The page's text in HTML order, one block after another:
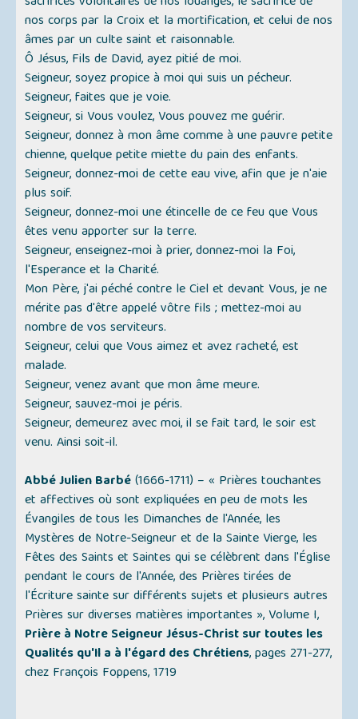
nos corps par la Croix et la mortification, et celui de nos
âmes par un culte saint et raisonnable.
Ô Jésus, Fils de David, ayez pitié de moi.
Seigneur, soyez propice à moi qui suis un pécheur.
Seigneur, faites que je voie.
Seigneur, si Vous voulez, Vous pouvez me guérir.
Seigneur, donnez à mon âme comme à une pauvre petite
chienne, quelque petite miette du pain des enfants.
Seigneur, donnez-moi de cette eau vive, afin que je n'aie
plus soif.
Seigneur, donnez-moi une étincelle de ce feu que Vous
êtes venu apporter sur la terre.
Seigneur, enseignez-moi à prier, donnez-moi la Foi,
l'Esperance et la Charité.
Mon Père, j'ai péché contre le Ciel et devant Vous, je ne
mérite pas d'être appelé vôtre fils ; mettez-moi au
nombre de vos serviteurs.
Seigneur, celui que Vous aimez et avez racheté, est
malade.
Seigneur, venez avant que mon âme meure.
Seigneur, sauvez-moi je péris.
Seigneur, demeurez avec moi, il se fait tard, le soir est
venu. Ainsi soit-il.
Abbé Julien Barbé(1666-1711) –« Prières touchantes
et affectives où sont expliquées en peu de mots les
Évangiles de tous les Dimanches de l'Année, les
Mystères de Notre-Seigneur et de la Sainte Vierge, les
Fêtes des Saints et Saintes qui se célèbrent dans l'Église
pendant le cours de l'Année, des Prières tirées de
l'Écriture sainte sur différents sujets et plusieurs autres
Prières sur diverses matières importantes », Volume I,
Prière à Notre Seigneur Jésus-Christ sur toutes les
Qualités qu'Il a à l'égard des Chrétiens, pages 271-277,
chez François Foppens, 1719